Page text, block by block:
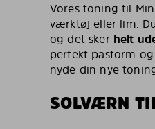
Vores toning til
værktøj eller lim.
og det sker helt
perfekt pasform
nyde din nye
SOLVÆRN